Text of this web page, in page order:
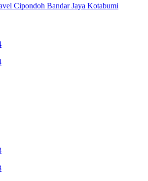
Cipondoh Bandar Jaya Kotabumi